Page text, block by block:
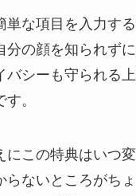
単な項目を入力す
分の顔を知られず
バシーも守られる
。
にこの特典はいつ
らないところがち